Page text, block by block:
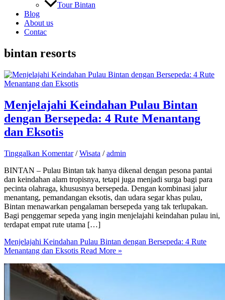
Tour Bintan
Blog
About us
Contac
bintan resorts
Menjelajahi Keindahan Pulau Bintan
dengan Bersepeda: 4 Rute Menantang
dan Eksotis
Tinggalkan Komentar /Wisata /admin
BINTAN – Pulau Bintan tak hanya dikenal dengan pesona pantai
dan keindahan alam tropisnya, tetapi juga menjadi surga bagi para
pecinta olahraga, khususnya bersepeda. Dengan kombinasi jalur
menantang, pemandangan eksotis, dan udara segar khas pulau,
Bintan menawarkan pengalaman bersepeda yang tak terlupakan.
Bagi penggemar sepeda yang ingin menjelajahi keindahan pulau ini,
terdapat empat rute utama […]
Menjelajahi Keindahan Pulau Bintan dengan Bersepeda: 4 Rute
Menantang dan Eksotis Read More »